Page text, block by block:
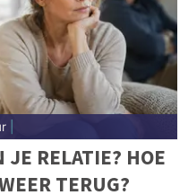
RELATIE? HOE
TERUG?